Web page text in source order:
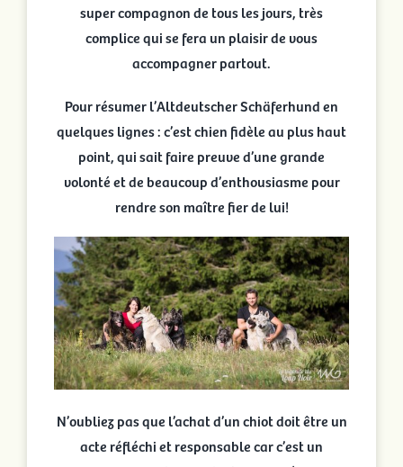
super compagnon de tous les jours, très
complice qui se fera un plaisir de vous
accompagner partout.
Pour résumer l’Altdeutscher Schäferhund en
quelques lignes : c’est chien fidèle au plus haut
point, qui sait faire preuve d’une grande
volonté et de beaucoup d’enthousiasme pour
rendre son maître fier de lui!
N’oubliez pas que l’achat d’un chiot doit être un
acte réfléchi et responsable car c’est un